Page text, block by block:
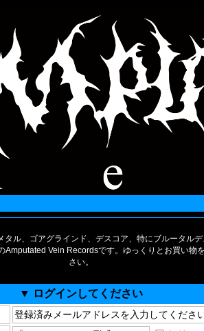
タル、ゴアグラインド、デスコア、特にブルータル
Amputated Vein Recordsです。ゆっくりとお買い物
さい。
▼ ログインしてください